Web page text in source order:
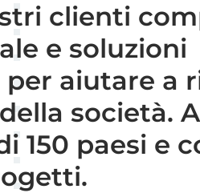
clienti
e soluzioni
aiutare a
società.
150 paesi e